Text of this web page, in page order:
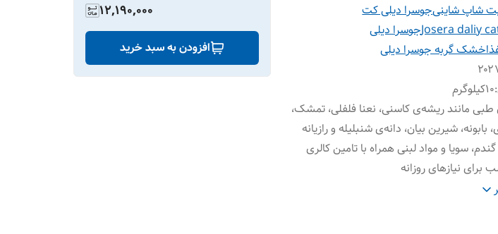
شاپ شاینیجوسرا دیلی کت
Josera daliyجوسرا دیلی
گربه جوسرا دیلی
:۱۰کیلوگرم
طبی مانند ریشه‌ی کاسنی، نعنا فلفلی، تمشک،
بابونه، شیرین بیان، دانه‌ی شنبلیله و رازیانه
سویا و مواد لبنی همراه با تامین کالری
برای نیازهای روزانه
پروتئین با کیفیت مرغ
12,190,000
افزودن به سبد خرید